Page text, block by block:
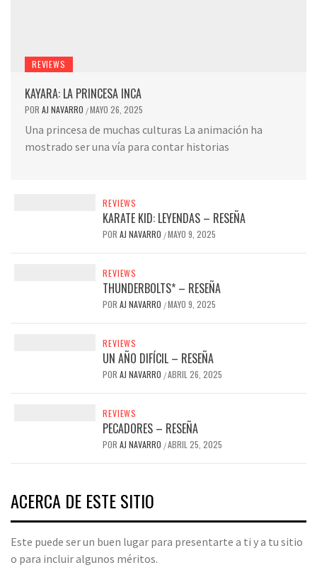
REVIEWS
KAYARA: LA PRINCESA INCA
POR AJ NAVARRO /MAYO 26, 2025
Una princesa de muchas culturas La animación ha
mostrado ser una vía para contar historias
REVIEWS
KARATE KID: LEYENDAS – RESEÑA
POR AJ NAVARRO /MAYO 9, 2025
REVIEWS
THUNDERBOLTS* – RESEÑA
POR AJ NAVARRO /MAYO 9, 2025
REVIEWS
UN AÑO DIFÍCIL – RESEÑA
POR AJ NAVARRO /ABRIL 26, 2025
REVIEWS
PECADORES – RESEÑA
POR AJ NAVARRO /ABRIL 25, 2025
ACERCA DE ESTE SITIO
Este puede ser un buen lugar para presentarte a ti y a tu sitio
o para incluir algunos méritos.